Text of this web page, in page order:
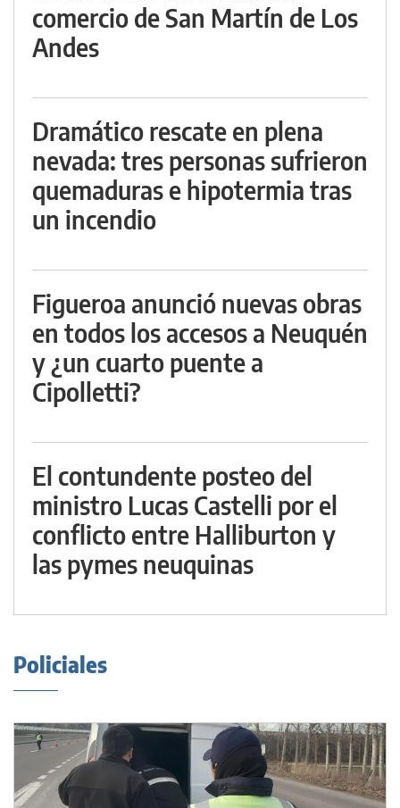
comercio de San Martín de Los
Andes
Dramático rescate en plena
nevada: tres personas sufrieron
quemaduras e hipotermia tras
un incendio
Figueroa anunció nuevas obras
en todos los accesos a Neuquén
y ¿un cuarto puente a
Cipolletti?
El contundente posteo del
ministro Lucas Castelli por el
conflicto entre Halliburton y
las pymes neuquinas
Policiales